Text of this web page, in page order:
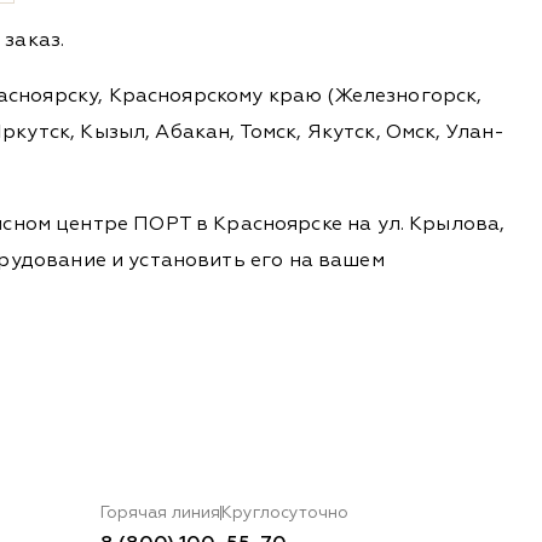
Красноярскому краю (Железногорск,
Кызыл, Абакан, Томск, Якутск, Омск, Улан-
центре ПОРТ в Красноярске на ул. Крылова,
и установить его на вашем
Горячая линия Круглосуточно